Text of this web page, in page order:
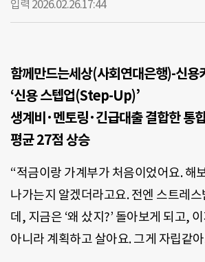
입력 2026.02.26.17:44
함께만드는세상(사회연대은행)-신용
‘신용 스텝업(Step-Up)’
생계비·멘토링·긴급대출 결합한 통
평균 27점 상승
“적금이랑 가계부가 처음이었어요. 해
나가는지 알겠더라고요. 전엔 스트레
데, 지금은 ‘왜 샀지?’ 돌아보게 되고,
아니라 계획하고 살아요. 그게 자립같